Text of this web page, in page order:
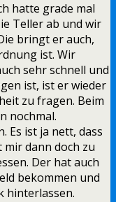
hatte grade mal
Teller ab und wir
bringt er auch,
ist. Wir
sehr schnell und
ist, ist er wieder
zu fragen. Beim
nochmal.
Es ist ja nett, dass
dann doch zu
Der hat auch
bekommen und
hinterlassen.